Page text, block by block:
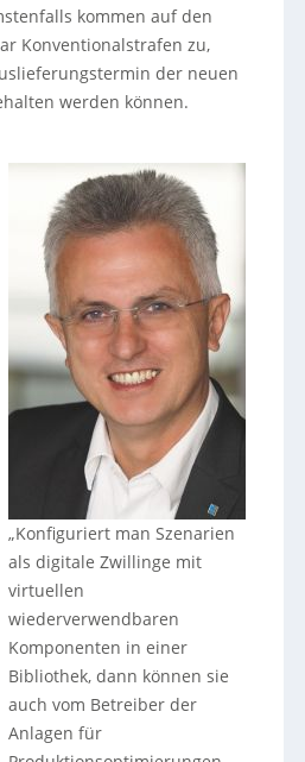
kommen auf den
Konventionalstrafen zu,
der neuen
werden können.
„Konfiguriert man Szenarien
als digitale Zwillinge mit
virtuellen
wiederverwendbaren
Komponenten in einer
Bibliothek, dann können sie
auch vom Betreiber der
Anlagen für